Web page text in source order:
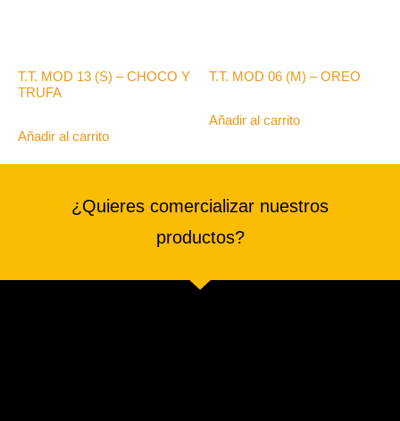
T.T. MOD 13 (S) – CHOCO Y
TRUFA
Añadir al carrito
T.T. MOD 06 (M) – OREO
Añadir al carrito
¿Quieres comercializar nuestros
productos?